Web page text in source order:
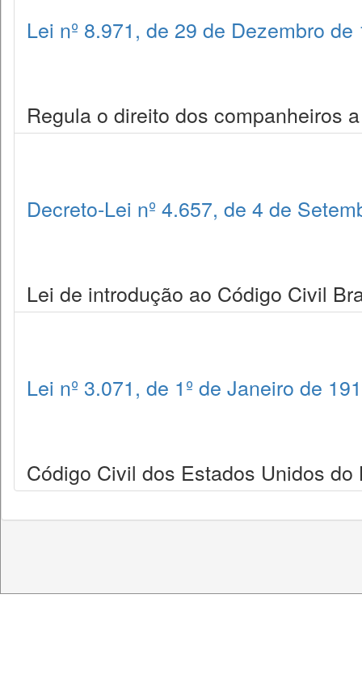
Lei nº 8.971, de 29 de Dezembro de
Regula o direito dos companheiros
Decreto-Lei nº 4.657, de 4 de
Lei de introdução ao Código Civil
Lei nº 3.071, de 1º de Janeiro de
Código Civil dos Estados Unidos do